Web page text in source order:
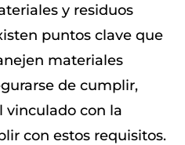
y residuos
puntos clave que
materiales
de cumplir,
vinculado con la
con estos requisitos.